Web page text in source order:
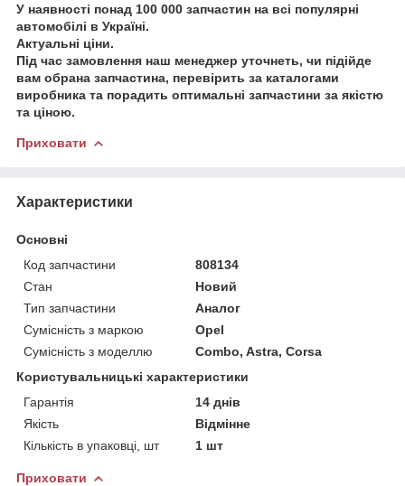
У наявності понад 100 000 запчастин на всі популярні
автомобілі в Україні.
Актуальні ціни.
Під час замовлення наш менеджер уточнеть, чи підійде
вам обрана запчастина, перевірить за каталогами
виробника та порадить оптимальні запчастини за якістю
та ціною.
Приховати
Характеристики
Основні
Код запчастини
808134
Стан
Новий
Тип запчастини
Аналог
Сумісність з маркою
Opel
Сумісність з моделлю
Combo, Astra, Corsa
Користувальницькі характеристики
Гарантія
14 днів
Якість
Відмінне
Кількість в упаковці, шт
1 шт
Приховати